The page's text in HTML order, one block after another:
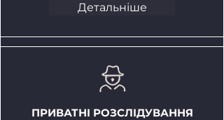
Детальніше
ПРИВАТНІ РОЗСЛІДУВАННЯ